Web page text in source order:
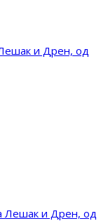
и Дрен, од
Лешак и Дрен, од